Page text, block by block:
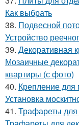
Как выбрать
38. Подвесной
Устройство
39. Декоративная
Мозаичные
квартиры (с фото)
40. Крепление для
Установка
41. Трафареты для